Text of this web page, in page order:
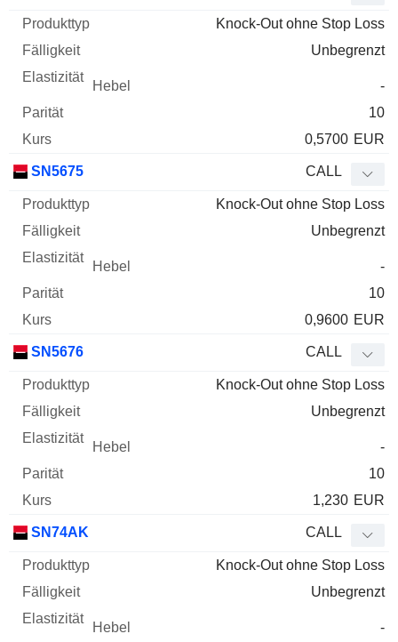
Knock-Out ohne Stop Loss
Unbegrenzt
-
10
0,5700 EUR
SN5675 CALL
Knock-Out ohne Stop Loss
Unbegrenzt
-
10
0,9600 EUR
SN5676 CALL
Knock-Out ohne Stop Loss
Unbegrenzt
-
10
1,230 EUR
SN74AK CALL
Knock-Out ohne Stop Loss
Unbegrenzt
-